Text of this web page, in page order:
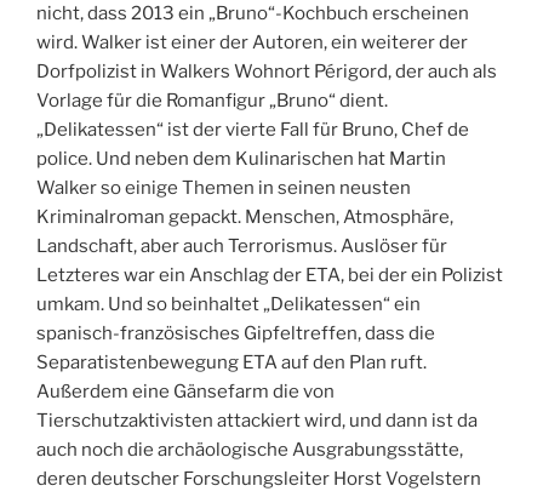
nicht, dass 2013 ein „Bruno“-Kochbuch erscheinen
wird. Walker ist einer der Autoren, ein weiterer der
Dorfpolizist in Walkers Wohnort Périgord, der auch als
Vorlage für die Romanfigur „Bruno“ dient.
„Delikatessen“ ist der vierte Fall für Bruno, Chef de
police. Und neben dem Kulinarischen hat Martin
Walker so einige Themen in seinen neusten
Kriminalroman gepackt. Menschen, Atmosphäre,
Landschaft, aber auch Terrorismus. Auslöser für
Letzteres war ein Anschlag der ETA, bei der ein Polizist
umkam. Und so beinhaltet „Delikatessen“ ein
spanisch-französisches Gipfeltreffen, dass die
Separatistenbewegung ETA auf den Plan ruft.
Außerdem eine Gänsefarm die von
Tierschutzaktivisten attackiert wird, und dann ist da
auch noch die archäologische Ausgrabungsstätte,
deren deutscher Forschungsleiter Horst Vogelstern